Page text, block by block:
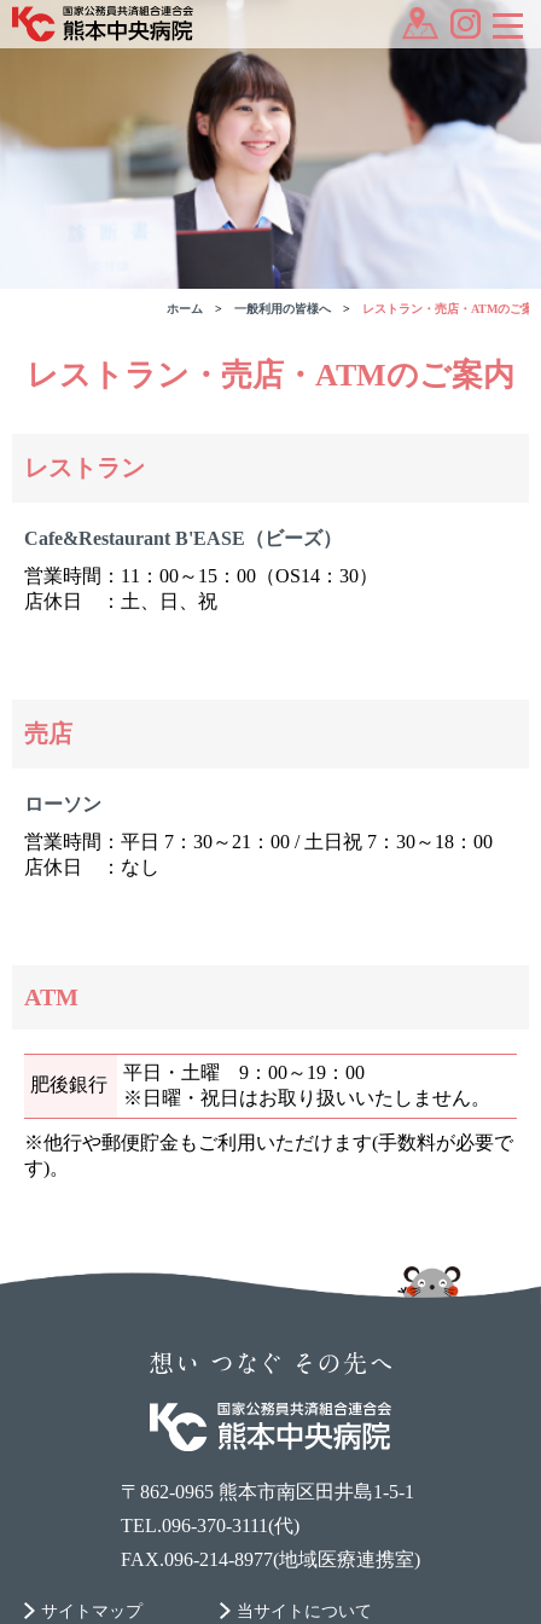
ホーム 一般利用の皆様へ レストラン・売店・ATMのご案
レストラン・売店・ATMのご案内
レストラン
Cafe&Restaurant B'EASE（ビーズ）
営業時間：11：00～15：00（OS14：30）
店休日 ：土、日、祝
売店
ローソン
営業時間：平日 7：30～21：00 / 土日祝 7：30～18：00
店休日 ：なし
ATM
肥後銀行
平日・土曜 9：00～19：00
※日曜・祝日はお取り扱いいたしません。
※他行や郵便貯金もご利用いただけます(手数料が必要で
す)。
〒862-0965 熊本市南区田井島1-5-1
TEL.096-370-3111(代)
FAX.096-214-8977(地域医療連携室)
サイトマップ 当サイトについて